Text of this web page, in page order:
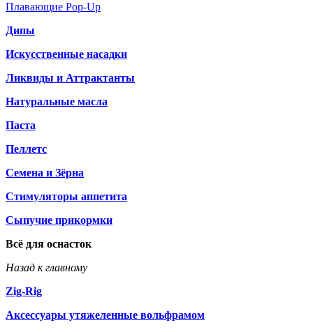
Плавающие Pop-Up
Дипы
Искусственные насадки
Ликвиды и Аттрактанты
Натуральные масла
Паста
Пеллетс
Семена и Зёрна
Стимуляторы аппетита
Сыпучие прикормки
Всё для оснасток
Назад к главному
Zig-Rig
Аксессуары утяжеленные вольфрамом